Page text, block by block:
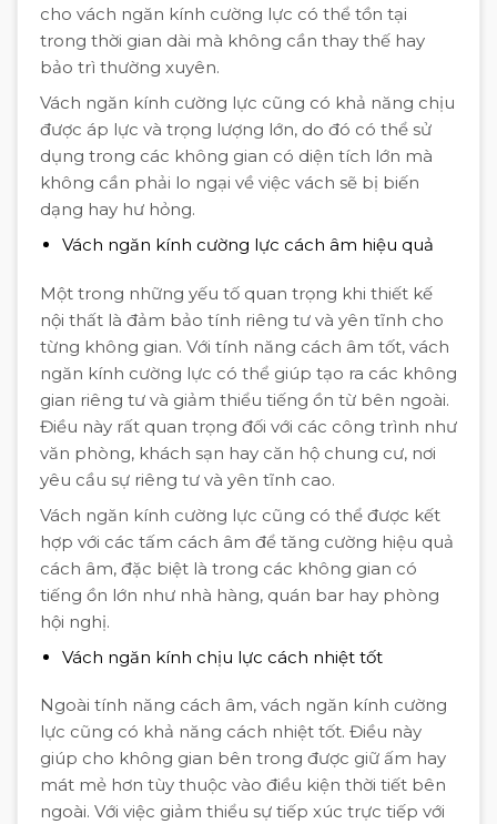
cho vách ngăn kính cường lực có thể tồn tại
trong thời gian dài mà không cần thay thế hay
bảo trì thường xuyên.
Vách ngăn kính cường lực cũng có khả năng chịu
được áp lực và trọng lượng lớn, do đó có thể sử
dụng trong các không gian có diện tích lớn mà
không cần phải lo ngại về việc vách sẽ bị biến
dạng hay hư hỏng.
Vách ngăn kính cường lực cách âm hiệu quả
Một trong những yếu tố quan trọng khi thiết kế
nội thất là đảm bảo tính riêng tư và yên tĩnh cho
từng không gian. Với tính năng cách âm tốt, vách
ngăn kính cường lực có thể giúp tạo ra các không
gian riêng tư và giảm thiểu tiếng ồn từ bên ngoài.
Điều này rất quan trọng đối với các công trình như
văn phòng, khách sạn hay căn hộ chung cư, nơi
yêu cầu sự riêng tư và yên tĩnh cao.
Vách ngăn kính cường lực cũng có thể được kết
hợp với các tấm cách âm để tăng cường hiệu quả
cách âm, đặc biệt là trong các không gian có
tiếng ồn lớn như nhà hàng, quán bar hay phòng
hội nghị.
Vách ngăn kính chịu lực cách nhiệt tốt
Ngoài tính năng cách âm, vách ngăn kính cường
lực cũng có khả năng cách nhiệt tốt. Điều này
giúp cho không gian bên trong được giữ ấm hay
mát mẻ hơn tùy thuộc vào điều kiện thời tiết bên
ngoài. Với việc giảm thiểu sự tiếp xúc trực tiếp với